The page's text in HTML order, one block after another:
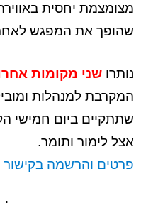
מצומצמת יחסית
שהופך את המפגש
נותרו שני מקומות
המקרבת למנהלות
שתתקיים ביום חמישי
אצל לימור ותומר.
פרטים והרשמה